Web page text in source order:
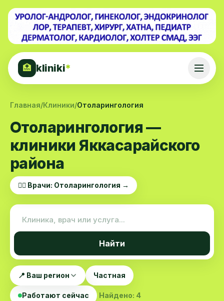
🏥 kliniki*
Главная/Клиники/Отоларингология
Отоларингология —
клиники Яккасарайского
района
👨‍⚕️ Врачи: Отоларингология →
Найти
📍 Ваш регион Частная
Работают сейчас Найдено: 4